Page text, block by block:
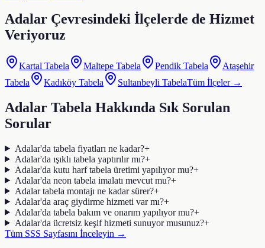
Adalar Çevresindeki İlçelerde de Hizmet
Veriyoruz
Kartal Tabela Maltepe Tabela Pendik Tabela
Ataşehir
Tabela
Kadıköy Tabela Sultanbeyli TabelaTüm İlçeler →
Adalar Tabela Hakkında Sık Sorulan
Sorular
Adalar'da tabela fiyatları ne kadar?+
Adalar'da ışıklı tabela yaptırılır mı?+
Adalar'da kutu harf tabela üretimi yapılıyor mu?+
Adalar'da neon tabela imalatı mevcut mu?+
Adalar tabela montajı ne kadar sürer?+
Adalar'da araç giydirme hizmeti var mı?+
Adalar'da tabela bakım ve onarım yapılıyor mu?+
Adalar'da ücretsiz keşif hizmeti sunuyor musunuz?+
Tüm SSS Sayfasını İnceleyin →